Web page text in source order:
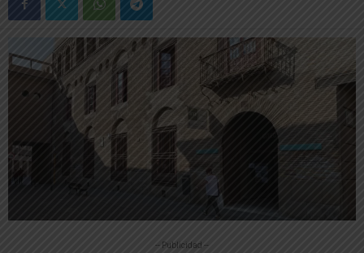
-- Publicidad --